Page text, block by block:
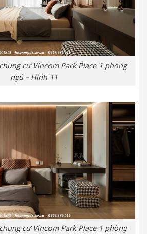
cư Vincom Park Place 1 phòng
ngủ – Hình 11
cư Vincom Park Place 1 phòng